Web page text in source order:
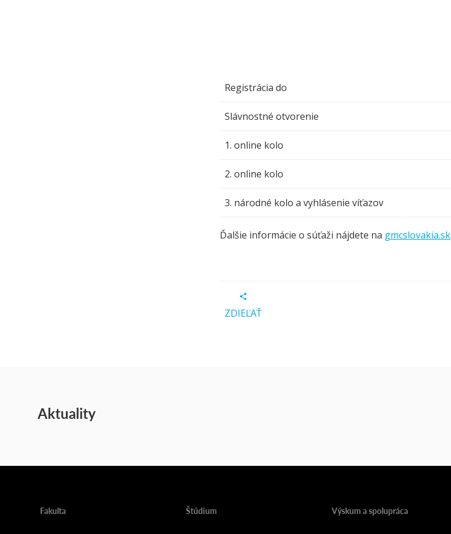
Registrácia do
Slávnostné otvorenie
1. online kolo
2. online kolo
3. národné kolo a vyhlásenie víťazov
Ďalšie informácie o súťaži nájdete na gmcslovakia.sk
ZDIEĽAŤ
Aktuality
Fakulta Štúdium Výskum a spolupráca